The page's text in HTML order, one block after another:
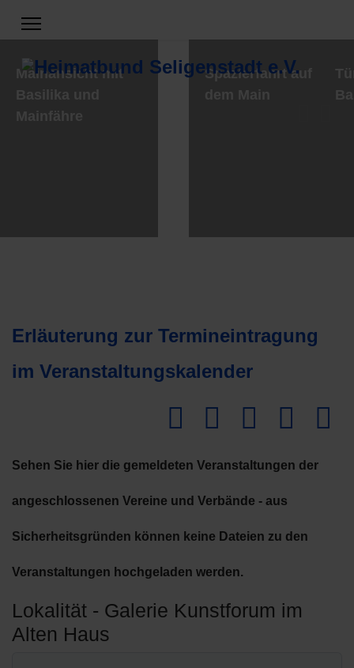
Mainansicht mit
Spazierfahrt auf
Erläuterung zur Termineintragung
im Veranstaltungskalender
Sehen Sie hier die gemeldeten Veranstaltungen der
angeschlossenen Vereine und Verbände - aus
Sicherheitsgründen können keine Dateien zu den
Veranstaltungen hochgeladen werden.
Lokalität - Galerie Kunstforum im
Alten Haus